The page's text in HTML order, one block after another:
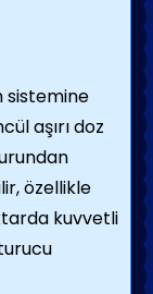
sistemine
aşırı doz
özellikle
kuvvetli